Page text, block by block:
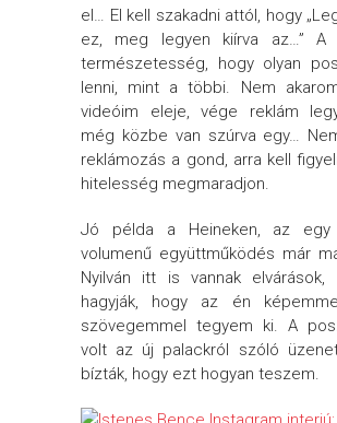
el… El kell szakadni attól, hogy
ez, meg legyen kiírva az…” A
természetesség, hogy olyan
lenni, mint a többi. Nem
videóim eleje, vége reklám
még közbe van szúrva egy…
reklámozás a gond, arra kell
hitelesség megmaradjon.
Jó példa a Heineken, az egy
volumenű együttműködés már
Nyilván itt is vannak elvárások,
hagyják, hogy az én
szövegemmel tegyem ki. A
volt az új palackról szóló
bízták, hogy ezt hogyan teszem.